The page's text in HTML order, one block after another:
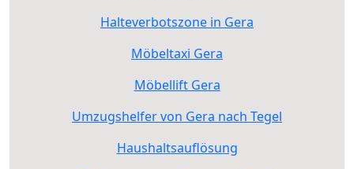
Halteverbotszone in Gera
Möbeltaxi Gera
Möbellift Gera
Umzugshelfer von Gera nach Tegel
Haushaltsauflösung